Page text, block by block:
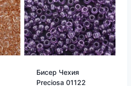
Бисер Чехия
Preciosa 01122